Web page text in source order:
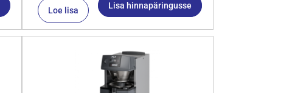
Loe lisa Lisa hinnapäringusse